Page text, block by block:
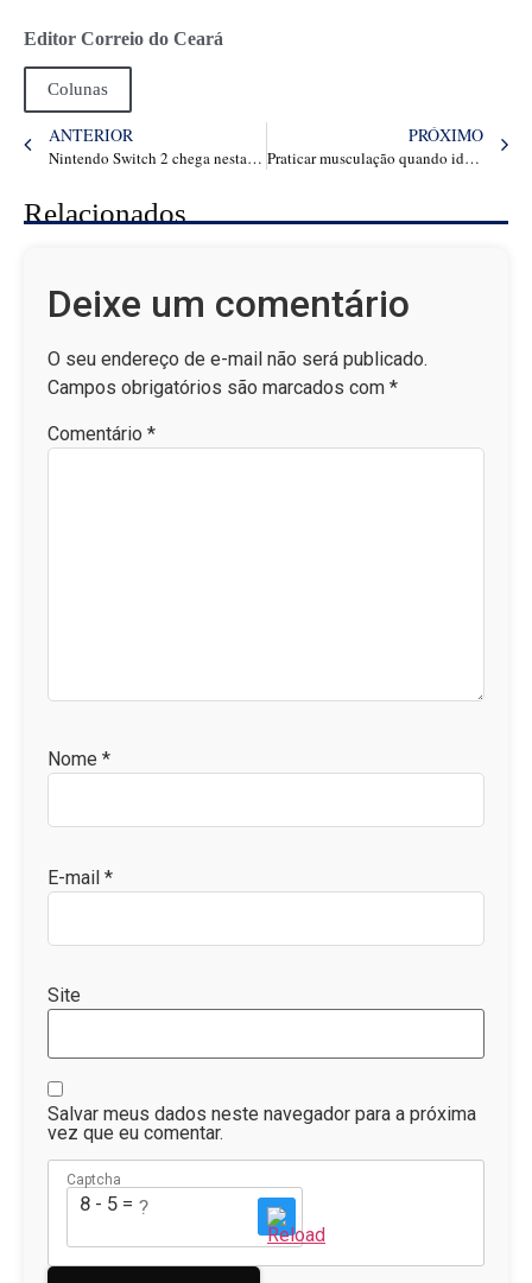
Editor Correio do Ceará
Colunas
ANTERIOR
Nintendo Switch 2 chega nesta quarta-feira (2)! Veja 10 games que podem ser revelados com o console
PRÓXIMO
Praticar musculação quando idoso protege cérebro contra demência, aponta pesquisa
Relacionados
Deixe um comentário
O seu endereço de e-mail não será publicado.
Campos obrigatórios são marcados com *
Comentário *
Nome *
E-mail *
Site
Salvar meus dados neste navegador para a próxima
vez que eu comentar.
Captcha
8 - 5 = ?